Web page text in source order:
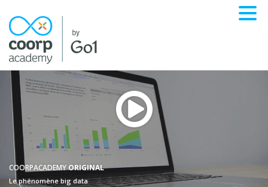
COORPACADEMYORIGINAL
Le phénomène big data